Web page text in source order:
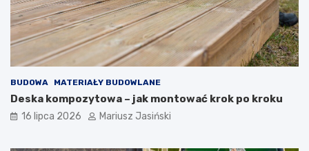
BUDOWA MATERIAŁY BUDOWLANE
Deska kompozytowa – jak montować krok po kroku
16 lipca 2026 Mariusz Jasiński